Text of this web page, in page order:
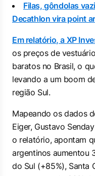
Filas, gôndolas
Decathlon vira point
Em relatório, a XP
os preços de
baratos no Brasil, o
levando a um boom
região Sul.
Mapeando os dados
Eiger, Gustavo
o relatório, apontam
argentinos aumentou
do Sul (+85%), Santa